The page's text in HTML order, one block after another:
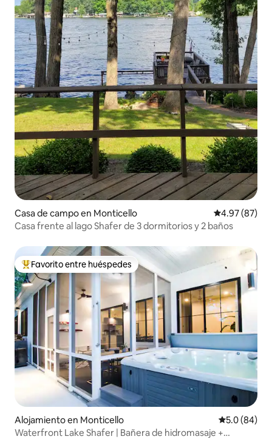
Casa de campo en Monticello Calificación
4.97 (87)
Casa frente al lago Shafer de 3 dormitorios y 2 baños
Favorito entre huéspedes preferido
Favorito entre huéspedes
Alojamiento en Monticello Calificación
5.0 (84)
Waterfront Lake Shafer | Bañera de hidromasaje +